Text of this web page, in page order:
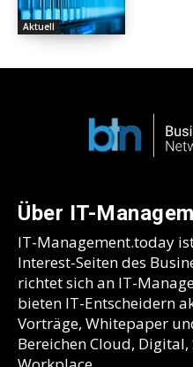
Aktuell
Über IT-
IT-Management.today
Interest-Seiten des
richtet sich an IT-
bieten IT-Entscheidern
Vorträge, Whitepaper
Bereichen Cloud,